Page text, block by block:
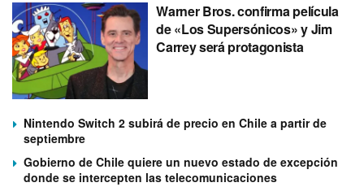
Warner Bros. confirma película
de «Los Supersónicos» y Jim
Carrey será protagonista
Nintendo Switch 2 subirá de precio en Chile a partir de
septiembre
Gobierno de Chile quiere un nuevo estado de excepción
donde se intercepten las telecomunicaciones